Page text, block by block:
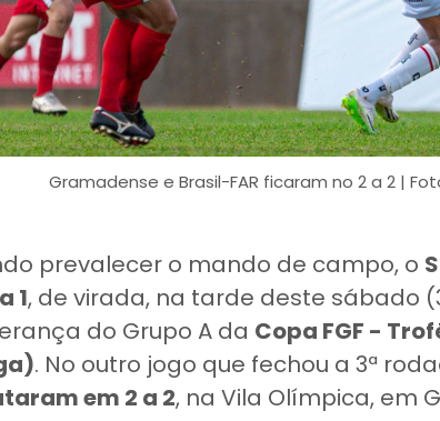
Gramadense e Brasil-FAR ficaram no 2 a 2 |
prevalecer o mando de campo, o
1, de virada, na tarde deste sábado
do Grupo A da Copa FGF -
. No outro jogo que fechou a 3ª
em 2 a 2, na Vila Olímpica, em